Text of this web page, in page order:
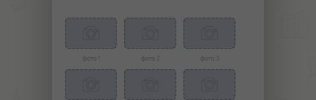
фото 1 фото 2 фото 3